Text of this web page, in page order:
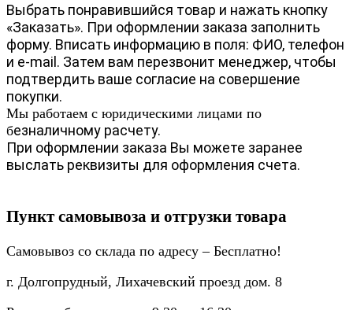
Выбрать понравившийся товар и нажать кнопку
«Заказать». При оформлении заказа заполнить
форму. Вписать информацию в поля: ФИО, телефон
и e-mail. Затем вам перезвонит менеджер, чтобы
подтвердить ваше согласие на совершение
покупки.
Мы работаем с юридическими лицами по
безналичному расчету.
При оформлении заказа Вы можете заранее
выслать реквизиты для оформления счета.
Пункт самовывоза и отгрузки товара
Самовывоз со склада по адресу – Бесплатно!
г. Долгопрудный, Лихачевский проезд дом. 8